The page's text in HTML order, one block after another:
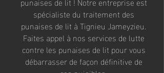
spécialiste du traitement des
punaises de lit à Tignieu Jameyzieu.
Faites appel à nos services de lutte
contre les punaises de lit pour vous
débarrasser de façon définitive de